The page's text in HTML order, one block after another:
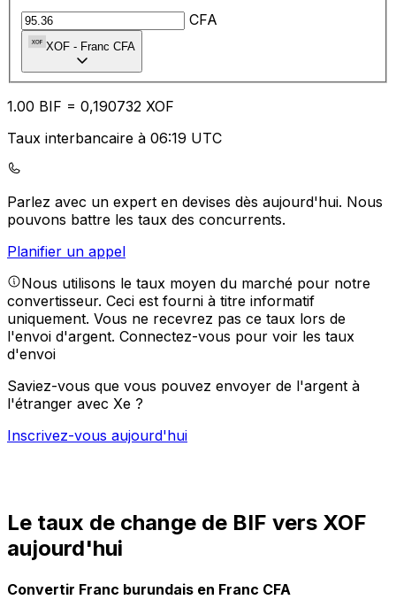
CFA
XOF - Franc CFA
1.00 BIF = 0,190732 XOF
Taux interbancaire à 06:19 UTC
Parlez avec un expert en devises dès aujourd'hui. Nous
pouvons battre les taux des concurrents.
Planifier un appel
Nous utilisons le taux moyen du marché pour notre
convertisseur. Ceci est fourni à titre informatif
uniquement. Vous ne recevrez pas ce taux lors de
l'envoi d'argent. Connectez-vous pour voir les taux
d'envoi
Saviez-vous que vous pouvez envoyer de l'argent à
l'étranger avec Xe ?
Inscrivez-vous aujourd'hui
Le taux de change de BIF vers XOF
aujourd'hui
Convertir Franc burundais en Franc CFA